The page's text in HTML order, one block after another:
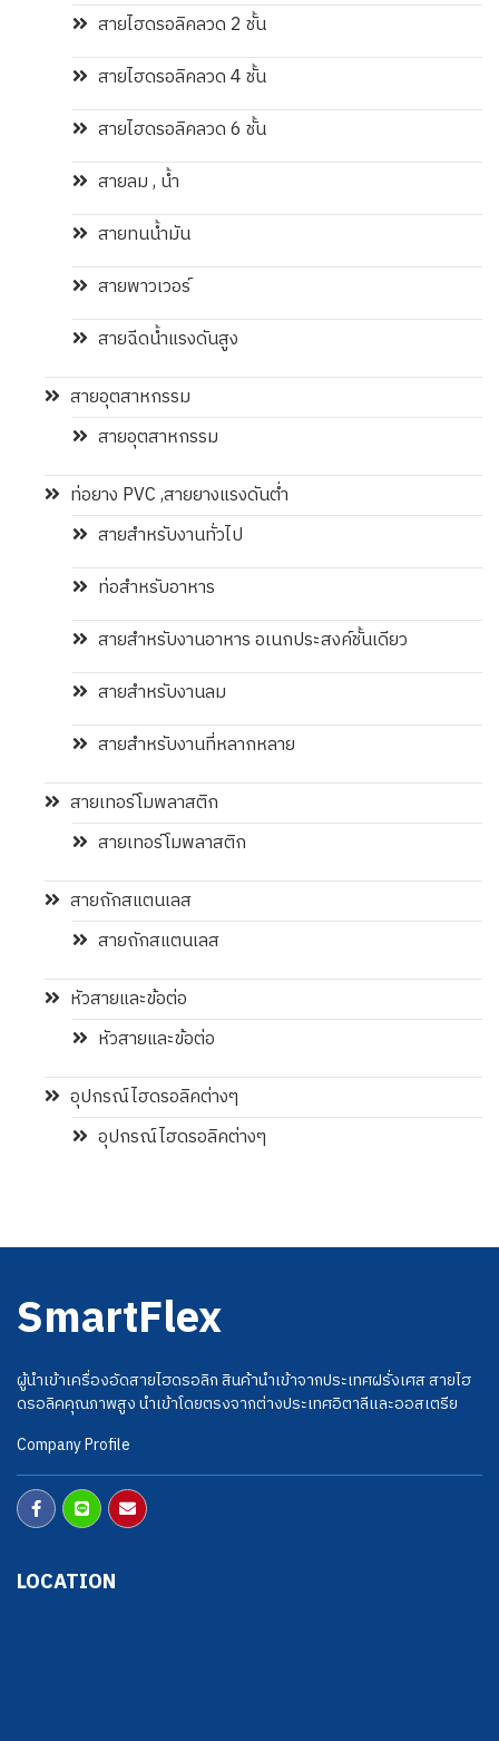
สายไฮดรอลิคลวด 2 ชั้น
สายไฮดรอลิคลวด 4 ชั้น
สายไฮดรอลิคลวด 6 ชั้น
สายลม , น้ำ
สายทนน้ำมัน
สายพาวเวอร์
สายฉีดน้ำแรงดันสูง
สายอุตสาหกรรม
สายอุตสาหกรรม
ท่อยาง PVC ,สายยางแรงดันต่ำ
สายสำหรับงานทั่วไป
ท่อสำหรับอาหาร
สายสำหรับงานอาหาร อเนกประสงค์ชั้นเดียว
สายสำหรับงานลม
สายสำหรับงานที่หลากหลาย
สายเทอร์โมพลาสติก
สายเทอร์โมพลาสติก
สายถักสแตนเลส
สายถักสแตนเลส
หัวสายและข้อต่อ
หัวสายและข้อต่อ
อุปกรณ์ไฮดรอลิคต่างๆ
อุปกรณ์ไฮดรอลิคต่างๆ
SmartFlex
ผู้นำเข้าเครื่องอัดสายไฮดรอลิก สินค้านำเข้าจากประเทศฝรั่งเศส สายไฮ
ดรอลิคคุณภาพสูง นำเข้าโดยตรงจากต่างประเทศอิตาลีและออสเตรีย
Company Profile
LOCATION